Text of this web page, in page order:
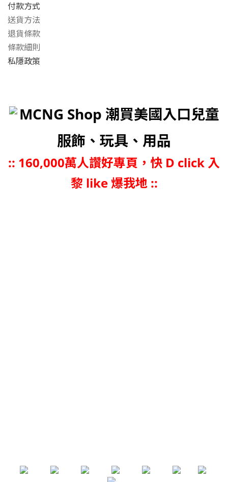
付款方式
送貨方法
退貨條款
條款細則
私隱政策
MCNG Shop 潮買美國入口兒童
服飾、玩具、用品
:: 160,000萬人讚好專頁，快 D click 入
黎 like 爆我地 ::